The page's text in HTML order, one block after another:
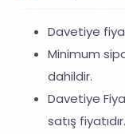
Davetiye
Minimum
dahildir.
Davetiye
satış fiyatıdır.